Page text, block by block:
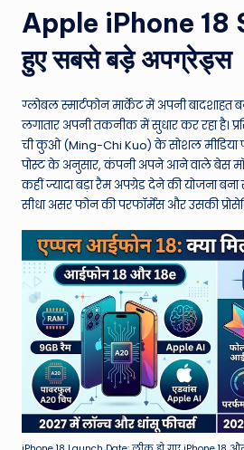
u
n
d
T
h
e
W
rl
d
Apple iPhone 18
हुए सबसे बड़े अपग्रेड्स
ग्लोबल स्मार्टफोन मार्केट में अपनी
लगातार अपनी तकनीक में सुधार कर रहा है।
ची कुओ (Ming-Chi Kuo) के सोशल मीडिया
पोस्ट के अनुसार, कंपनी अपने आने वाले बेस
कहीं ज्यादा बड़ा रैम अपग्रेड देने की योजना
सीधा असर फोन की परफॉर्मेंस और उसकी